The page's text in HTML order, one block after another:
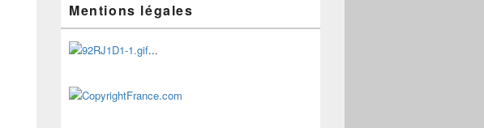
principale
de
widget
pour
barre
latérale
Mentions légales
...